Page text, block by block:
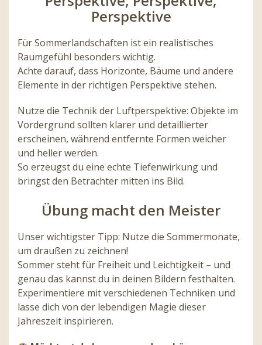
Perspektive
Für Sommerlandschaften ist ein realistisches
Raumgefühl besonders wichtig.
Achte darauf, dass Horizonte, Bäume und andere
Elemente in der richtigen Perspektive stehen.
Nutze die Technik der Luftperspektive: Objekte im
Vordergrund sollten klarer und detaillierter
erscheinen, während entfernte Formen weicher
und heller werden.
So erzeugst du eine echte Tiefenwirkung und
bringst den Betrachter mitten ins Bild.
Übung macht den Meister
Unser wichtigster Tipp: Nutze die Sommermonate,
um draußen zu zeichnen!
Sommer steht für Freiheit und Leichtigkeit – und
genau das kannst du in deinen Bildern festhalten.
Experimentiere mit verschiedenen Techniken und
lasse dich von der lebendigen Magie dieser
Jahreszeit inspirieren.